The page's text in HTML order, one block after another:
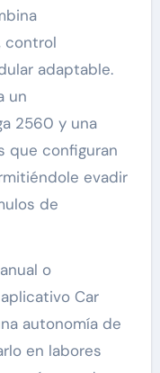
control
adaptable.
un
2560 y una
que configuran
evadir
de
o
Car
autonomía de
en labores